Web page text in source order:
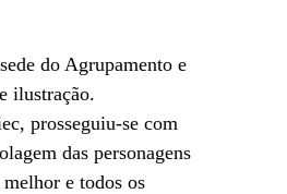
do Agrupamento e
ilustração.
prosseguiu-se com
das personagens
e todos os